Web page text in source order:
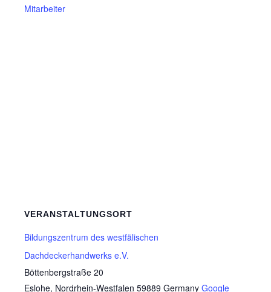
Mitarbeiter
VERANSTALTUNGSORT
Bildungszentrum des westfälischen
Dachdeckerhandwerks e.V.
Böttenbergstraße 20
Eslohe, Nordrhein-Westfalen 59889 Germany Google